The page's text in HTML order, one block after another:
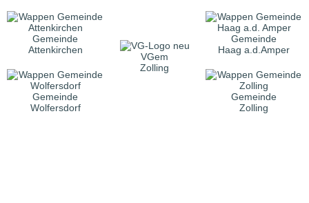
Gemeinde
Attenkirchen
VGem
Zolling
Gemeinde
Haag a.d.Amper
Gemeinde
Wolfersdorf
Gemeinde
Zolling